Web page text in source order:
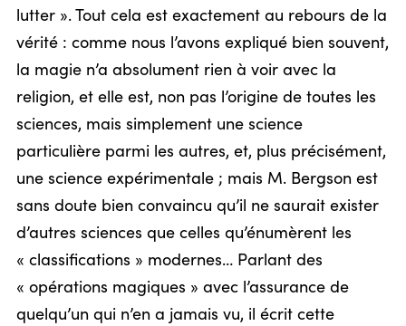
lutter ». Tout cela est exactement au rebours de la
vérité : comme nous l’avons expliqué bien souvent,
la magie n’a absolument rien à voir avec la
religion, et elle est, non pas l’origine de toutes les
sciences, mais simplement une science
particulière parmi les autres, et, plus précisément,
une science expérimentale ; mais M. Bergson est
sans doute bien convaincu qu’il ne saurait exister
d’autres sciences que celles qu’énumèrent les
« classifications » modernes… Parlant des
« opérations magiques » avec l’assurance de
quelqu’un qui n’en a jamais vu, il écrit cette